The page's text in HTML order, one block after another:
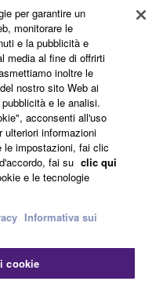
Distributed Audio & Public Address
2019 Inglese
Fitness Zone: Yamaha
Another New
Sports
Distributed Audio & Public Address
per garantire un
monitorare le
e la pubblicità e
media al fine di offrirti
inoltre le
nostro sito Web ai
e le analisi.
acconsenti all'uso
ulteriori informazioni
le impostazioni, fai clic
fai su clic qui
e le tecnologie
Informativa sui
cookie